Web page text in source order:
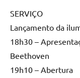
SERVIÇO
Lançamento da
18h30 –
Beethoven
19h10 – Abertura